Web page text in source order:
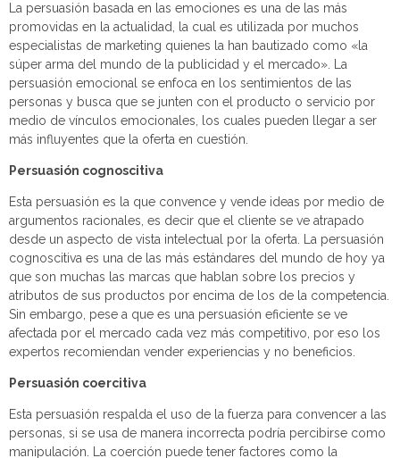
La persuasión basada en las emociones es una de las más
promovidas en la actualidad, la cual es utilizada por muchos
especialistas de marketing quienes la han bautizado como «la
súper arma del mundo de la publicidad y el mercado». La
persuasión emocional se enfoca en los sentimientos de las
personas y busca que se junten con el producto o servicio por
medio de vínculos emocionales, los cuales pueden llegar a ser
más influyentes que la oferta en cuestión.
Persuasión cognoscitiva
Esta persuasión es la que convence y vende ideas por medio de
argumentos racionales, es decir que el cliente se ve atrapado
desde un aspecto de vista intelectual por la oferta. La persuasión
cognoscitiva es una de las más estándares del mundo de hoy ya
que son muchas las marcas que hablan sobre los precios y
atributos de sus productos por encima de los de la competencia.
Sin embargo, pese a que es una persuasión eficiente se ve
afectada por el mercado cada vez más competitivo, por eso los
expertos recomiendan vender experiencias y no beneficios.
Persuasión coercitiva
Esta persuasión respalda el uso de la fuerza para convencer a las
personas, si se usa de manera incorrecta podría percibirse como
manipulación. La coerción puede tener factores como la